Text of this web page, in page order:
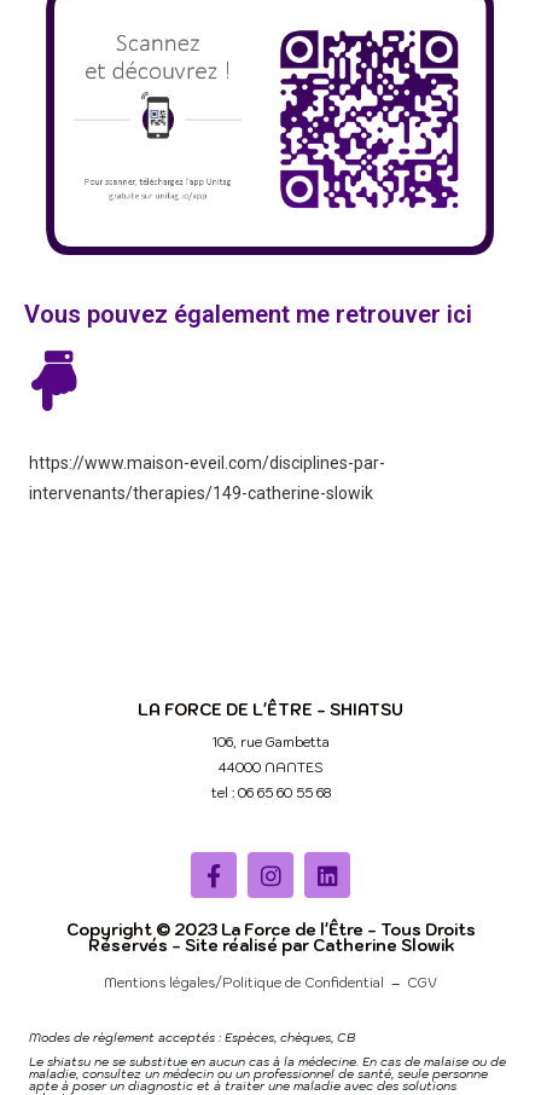
Vous pouvez également me retrouver ici
https://www.maison-eveil.com/disciplines-par-
intervenants/therapies/149-catherine-slowik
LA FORCE DE L'ÊTRE - SHIATSU
106, rue Gambetta
44000 NANTES
tel : 06 65 60 55 68
Copyright © 2023 La Force de l'Être - Tous Droits
Réservés - Site réalisé par Catherine Slowik
Mentions légales/Politique de Confidential – CGV
Modes de règlement acceptés : Espèces, chèques, CB
Le shiatsu ne se substitue en aucun cas à la médecine. En cas de malaise ou de
maladie, consultez un médecin ou un professionnel de santé, seule personne
apte à poser un diagnostic et à traiter une maladie avec des solutions